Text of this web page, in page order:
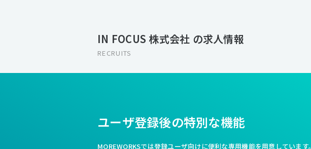
IN FOCUS 株式会社 の求人情報
RECRUITS
ユーザ登録後の特別な機能
MOREWORKSでは登録ユーザ向けに便利な専用機能を用意しています。